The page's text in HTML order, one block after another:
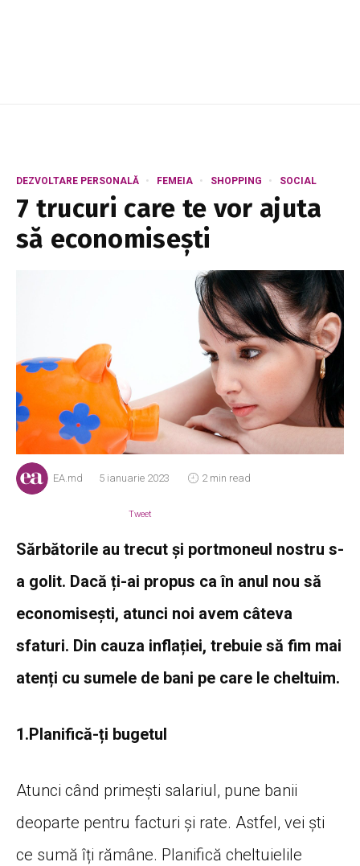
DEZVOLTARE PERSONALĂ FEMEIA SHOPPING SOCIAL
7 trucuri care te vor ajuta
să economisești
EA.md 5 ianuarie 2023 2 min read
Tweet
Sărbătorile au trecut și portmoneul nostru s-
a golit. Dacă ți-ai propus ca în anul nou să
economisești, atunci noi avem câteva
sfaturi. Din cauza inflației, trebuie să fim mai
atenți cu sumele de bani pe care le cheltuim.
1.Planifică-ți bugetul
Atunci când primești salariul, pune banii
deoparte pentru facturi și rate. Astfel, vei ști
ce sumă îți rămâne. Planifică cheltuielile